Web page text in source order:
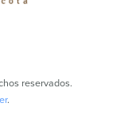
reservados.
.